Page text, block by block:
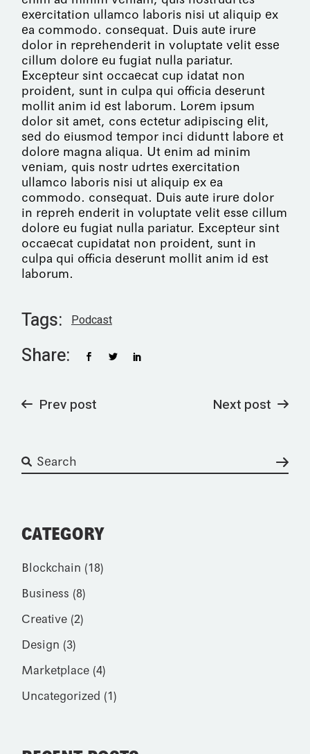
exercitation ullamco laboris nisi ut aliquip ex
ea commodo. consequat. Duis aute irure
dolor in reprehenderit in voluptate velit esse
cillum dolore eu fugiat nulla pariatur.
Excepteur sint occaecat cup idatat non
proident, sunt in culpa qui officia deserunt
mollit anim id est laborum. Lorem ipsum
dolor sit amet, cons ectetur adipiscing elit,
sed do eiusmod tempor inci diduntt labore et
dolore magna aliqua. Ut enim ad minim
veniam, quis nostr udrtes exercitation
ullamco laboris nisi ut aliquip ex ea
commodo. consequat. Duis aute irure dolor
in repreh enderit in voluptate velit esse cillum
dolore eu fugiat nulla pariatur. Excepteur sint
occaecat cupidatat non proident, sunt in
culpa qui officia deserunt mollit anim id est
laborum.
Tags: Podcast
Share:
Prev post Next post
CATEGORY
Blockchain (18)
Business (8)
Creative (2)
Design (3)
Marketplace (4)
Uncategorized (1)